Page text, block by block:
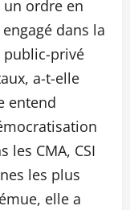
un ordre en
dans la
public-privé
a-t-elle
entend
les CMA, CSI
les plus
elle a